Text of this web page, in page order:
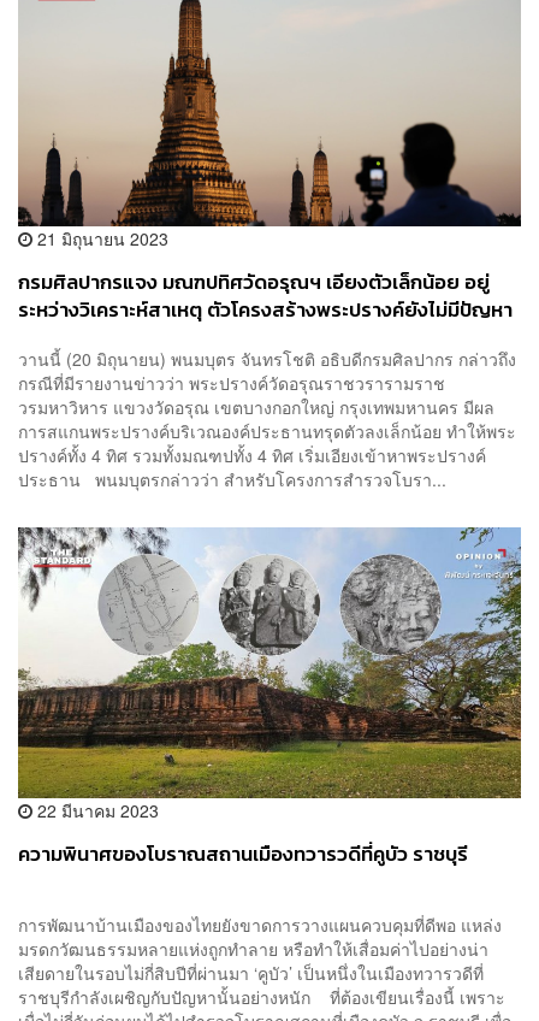
21 มิถุนายน 2023
กรมศิลปากรแจง มณฑปทิศวัดอรุณฯ เอียงตัวเล็กน้อย อยู่
ระหว่างวิเคราะห์สาเหตุ ตัวโครงสร้างพระปรางค์ยังไม่มีปัญหา
วานนี้ (20 มิถุนายน) พนมบุตร จันทรโชติ อธิบดีกรมศิลปากร กล่าวถึง
กรณีที่มีรายงานข่าวว่า พระปรางค์วัดอรุณราชวรารามราช
วรมหาวิหาร แขวงวัดอรุณ เขตบางกอกใหญ่ กรุงเทพมหานคร มีผล
การสแกนพระปรางค์บริเวณองค์ประธานทรุดตัวลงเล็กน้อย ทำให้พระ
ปรางค์ทั้ง 4 ทิศ รวมทั้งมณฑปทั้ง 4 ทิศ เริ่มเอียงเข้าหาพระปรางค์
ประธาน พนมบุตรกล่าวว่า สำหรับโครงการสำรวจโบรา...
22 มีนาคม 2023
ความพินาศของโบราณสถานเมืองทวารวดีที่คูบัว ราชบุรี
การพัฒนาบ้านเมืองของไทยยังขาดการวางแผนควบคุมที่ดีพอ แหล่ง
มรดกวัฒนธรรมหลายแห่งถูกทำลาย หรือทำให้เสื่อมค่าไปอย่างน่า
เสียดายในรอบไม่กี่สิบปีที่ผ่านมา ‘คูบัว’ เป็นหนึ่งในเมืองทวารวดีที่
ราชบุรีกำลังเผชิญกับปัญหานั้นอย่างหนัก ที่ต้องเขียนเรื่องนี้ เพราะ